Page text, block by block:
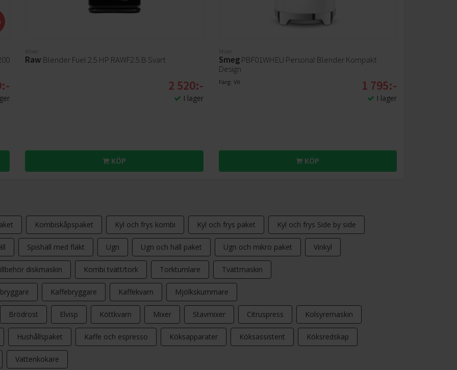
Mixer
Raw Blender Fuel 2.5 HP RAWF2.5.B Svart
2 520:-
I lager
KÖP
Mixer
SmegPBF01WHEU Personal Blender Kompakt
Design
Färg: Vit 1 795:-
I lager
KÖP
Kombiskåpspaket Kyl och frys kombi Kyl och frys paket Kyl och frys Side by side
Spishäll med fläkt Ugn Ugn och häll paket Ugn och mikro paket Vinkyl
diskmaskin Kombi tvätt/tork Torktumlare Tvättmaskin
Kaffebryggare Kaffekvarn Mjölkskummare
Brödrost Elvisp Köttkvarn Mixer Stavmixer Citruspress Kolsyremaskin
Hushållspaket Kaffe och espresso Köksapparater Köksassistent Köksredskap
Vattenkokare